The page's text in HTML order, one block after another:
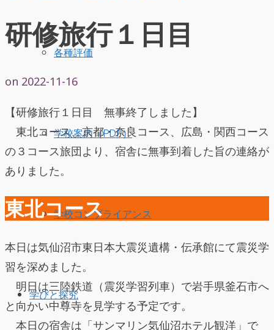
各種評価
学校案内（PDF）
学校コンプライアンス
学びと探究
研修旅行１日目
on 2022-11-16
【研修旅行１日目 無事終了しました】
東北コース、京都・奈良コース、広島・関西コース
の３コース旅団より、宿舎に無事到着した旨の連絡が
ありました。
東北コース
本日は気仙沼市東日本大震災遺構・伝承館にて震災学
習を深めました。
明日は三陸鉄道（震災学習列車）で岩手県釜石市へ
と向かい中尊寺を見学する予定です。
本日の宿舎は「サンマリン気仙沼ホテル観洋」で